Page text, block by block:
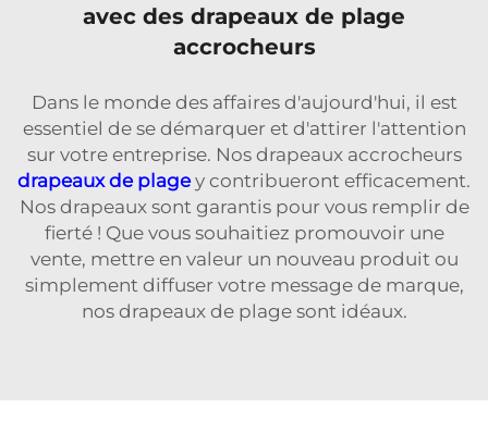
avec des drapeaux de plage
accrocheurs
Dans le monde des affaires d'aujourd'hui, il est
essentiel de se démarquer et d'attirer l'attention
sur votre entreprise. Nos drapeaux accrocheurs
drapeaux de plagey contribueront efficacement.
Nos drapeaux sont garantis pour vous remplir de
fierté ! Que vous souhaitiez promouvoir une
vente, mettre en valeur un nouveau produit ou
simplement diffuser votre message de marque,
nos drapeaux de plage sont idéaux.